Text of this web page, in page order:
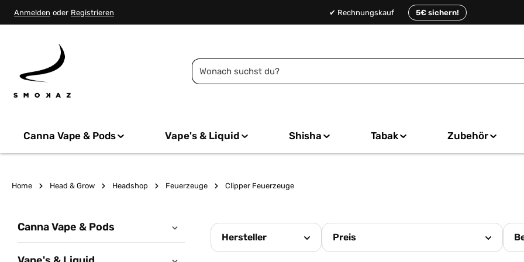
Zur Hauptnavigation springen
Anmelden oder Registrieren ✔ Rechnungskauf 5€ sichern!
Canna Vape & Pods Vape's & Liquid Shisha Tabak Zubehör
Home Head & Grow Headshop Feuerzeuge Clipper Feuerzeuge
Canna Vape & Pods
Hersteller Preis